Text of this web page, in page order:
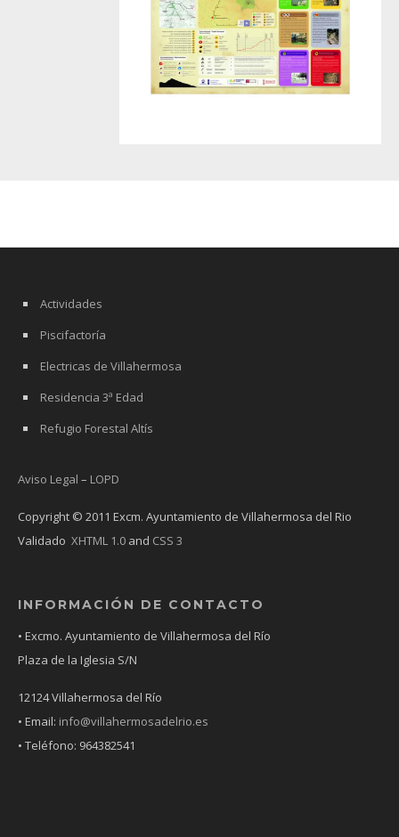
Actividades
Piscifactoría
Electricas de Villahermosa
Residencia 3ª Edad
Refugio Forestal Altís
Aviso Legal – LOPD
Copyright © 2011 Excm. Ayuntamiento de Villahermosa del Rio
Validado XHTML 1.0 and CSS 3
INFORMACIÓN DE CONTACTO
• Excmo. Ayuntamiento de Villahermosa del Río
Plaza de la Iglesia S/N
12124 Villahermosa del Río
• Email: info@villahermosadelrio.es
• Teléfono: 964382541